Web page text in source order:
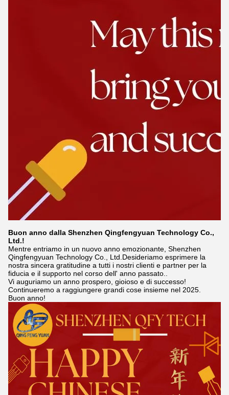
Buon anno dalla Shenzhen Qingfengyuan Technology Co.,
Ltd.!
Mentre entriamo in un nuovo anno emozionante, Shenzhen
Qingfengyuan Technology Co., Ltd.Desideriamo esprimere la
nostra sincera gratitudine a tutti i nostri clienti e partner per la
fiducia e il supporto nel corso dell' anno passato..
Vi auguriamo un anno prospero, gioioso e di successo!
Continueremo a raggiungere grandi cose insieme nel 2025.
Buon anno!